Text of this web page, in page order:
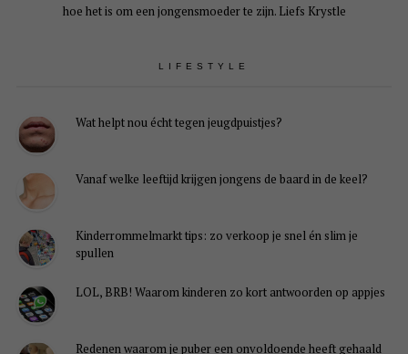
hoe het is om een jongensmoeder te zijn. Liefs Krystle
LIFESTYLE
Wat helpt nou écht tegen jeugdpuistjes?
Vanaf welke leeftijd krijgen jongens de baard in de keel?
Kinderrommelmarkt tips: zo verkoop je snel én slim je
spullen
LOL, BRB! Waarom kinderen zo kort antwoorden op appjes
Redenen waarom je puber een onvoldoende heeft gehaald